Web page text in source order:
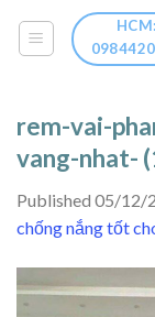
HCM:
rem-vai-
vang-nhat-
Published 05/12/
chống nắng tốt